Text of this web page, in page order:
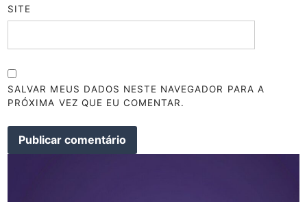
SITE
SALVAR MEUS DADOS NESTE NAVEGADOR PARA A
PRÓXIMA VEZ QUE EU COMENTAR.